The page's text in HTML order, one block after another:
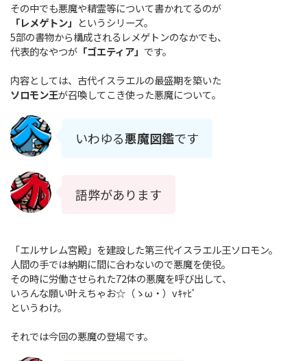
その中でも悪魔や精霊等について書かれてるのが
「レメゲトン」 というシリーズ。
5部の書物から構成されるレメゲトンのなかでも、
代表的なやつが 「ゴエティア」 です。
内容としては、古代イスラエルの最盛期を築いた
ソロモン王が召喚してこき使った悪魔について。
いわゆる悪魔図鑑です
語弊があります
「エルサレム宮殿」を建設した第三代イスラエル王ソロモン。
人間の手では納期に間に合わないので悪魔を使役。
その時に労働させられた72体の悪魔を呼び出して、
いろんな願い叶えちゃお☆（ゝω・）vｷｬﾋﾟ
というわけ。
それでは今回の悪魔の登場です。